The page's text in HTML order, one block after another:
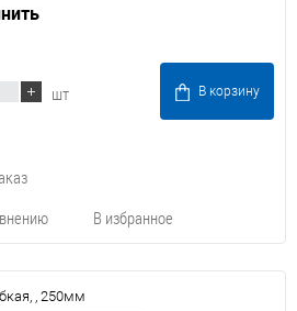
шт В корзину
В избранное
, 250мм